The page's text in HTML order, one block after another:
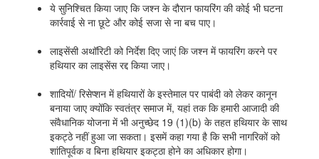
ये सुनिश्चित किया जाए कि जश्न के दौरान फायरिंग की कोई भी घटना
कार्रवाई से ना छूटे और कोई सजा से ना बच पाए।
लाइसेंसी अथॉरिटी को निर्देश दिए जाएं कि जश्न में फायरिंग करने पर
हथियार का लाइसेंस रद्द किया जाए।
शादियों/ रिसेप्शन में हथियारों के इस्तेमाल पर पाबंदी को लेकर कानून
बनाया जाए क्योंकि स्वतंत्र समाज में, यहां तक कि हमारी आजादी की
संवैधानिक योजना में भी अनुच्छेद 19 (1)(b) के तहत हथियार के साथ
इकट्ठे नहीं हुआ जा सकता। इसमें कहा गया है कि सभी नागरिकों को
शांतिपूर्वक व बिना हथियार इकट्ठा होने का अधिकार होगा।